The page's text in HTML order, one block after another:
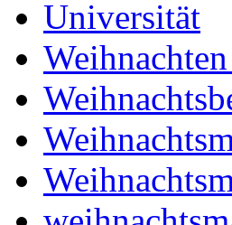
Universität